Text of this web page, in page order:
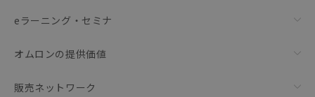
eラーニング・セミナ
オムロンの提供価値
販売ネットワーク